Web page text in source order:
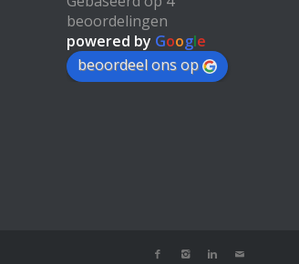
beoordelingen
powered by Google
beoordeel ons op